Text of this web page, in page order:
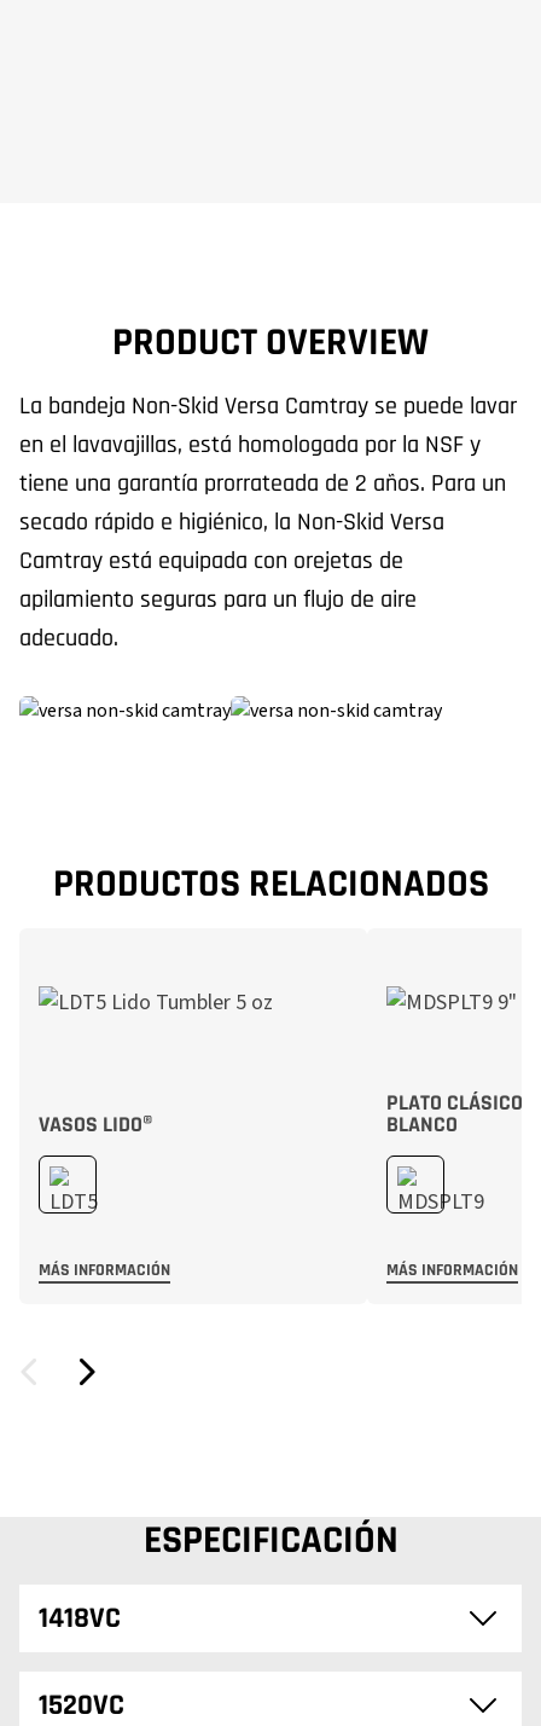
PRODUCT OVERVIEW
La bandeja Non-Skid Versa Camtray se puede lavar
en el lavavajillas, está homologada por la NSF y
tiene una garantía prorrateada de 2 años. Para un
secado rápido e higiénico, la Non-Skid Versa
Camtray está equipada con orejetas de
apilamiento seguras para un flujo de aire
adecuado.
PRODUCTOS RELACIONADOS
VASOS LIDO®
MÁS INFORMACIÓN
PLATO CLÁSICO
BLANCO
MÁS INFORMACIÓN
ESPECIFICACIÓN
1418VC
1520VC